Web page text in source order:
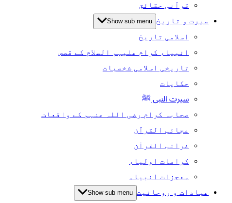
قرآنی حقائق
سیرت و تاریخ Show sub menu
اسلامی تاریخ
انبیاء کرام علیہم السلام کے قصص
تاریخی اسلامی شخصیات
حکایات
سیرت النبی ﷺ
صحابہ کرام رضی اللہ عنہم کے واقعات
عجائب القرآن
غرائب القرآن
کرامات اولیاء
معجزات انبیاء
عبادات و روحانیت Show sub menu